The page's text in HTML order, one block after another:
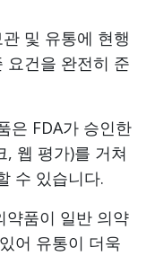
및 유통에 현행
요건을 완전히 준
은 FDA가 승인한
, 웹 평가)를 거쳐
수 있습니다.
약품이 일반 의약
어 유통이 더욱